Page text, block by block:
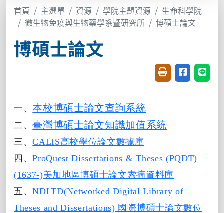
首頁 主選單 資源 學院主題資源
生命科學院
微生物免疫與生物藥學系暨研究所
博碩士論文
博碩士論文
友善列印(開新視
分享至臉書
分享
一、本校博碩士論文查詢系統
二、臺灣博碩士論文知識加值系統
三 、CALIS高校學位論文數據庫
四、ProQuest Dissertations & Theses (PQDT)
(1637-)美加地區博碩士論文索摘資料庫
五、NDLTD(Networked Digital Library of
Theses and Dissertations) 國際博碩士論文數位